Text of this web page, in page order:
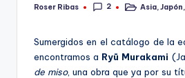
Publicado
Roser Ribas 2
Publicado
Asia,Japón,
Sumergidos en el catálogo de la
encontramos a Ryū Murakami
de miso, una obra que ya por su